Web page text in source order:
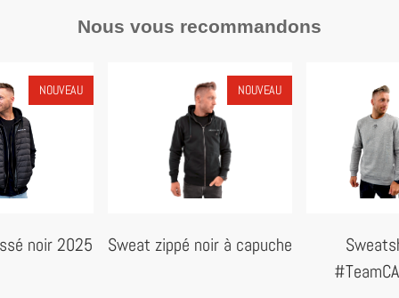
Nous vous recommandons
NOUVEAU
noir 2025
NOUVEAU
Sweat zippé noir à capuche